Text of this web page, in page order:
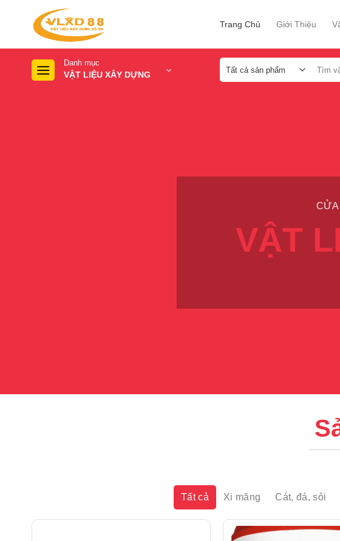
Trang Chủ Giới Thiệu
Danh mục
VẬT LIỆU XÂY DỰNG
kiếm:
CỬA
VẬT
Tất cả Xi măng Cát, đá, sỏi